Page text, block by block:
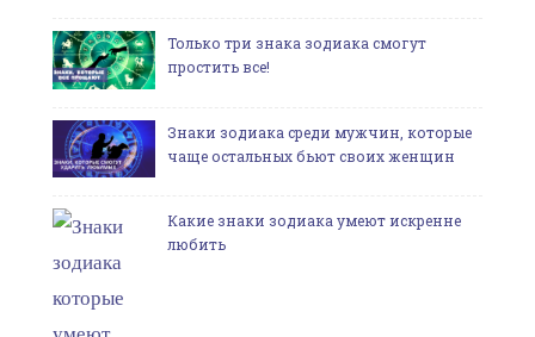
Только три знака зодиака смогут
простить все!
Знаки зодиака среди мужчин, которые
чаще остальных бьют своих женщин
Какие знаки зодиака умеют искренне
любить